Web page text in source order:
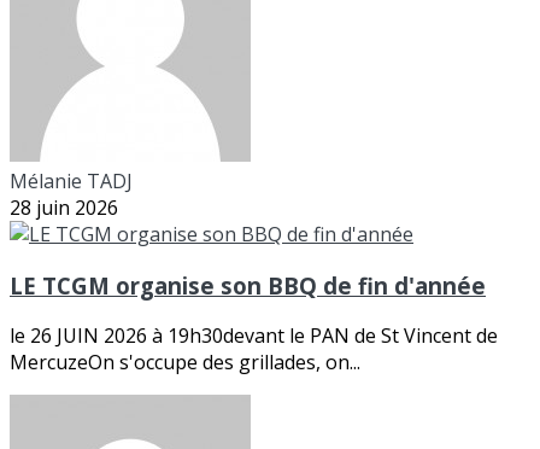
Mélanie TADJ
28 juin 2026
LE TCGM organise son BBQ de fin d'année
le 26 JUIN 2026 à 19h30devant le PAN de St Vincent de
MercuzeOn s'occupe des grillades, on...